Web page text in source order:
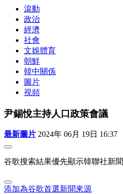
滾動
政治
經濟
社會
文娛體育
朝鮮
韓中關係
圖片
視頻
尹錫悅主持人口政策會議
最新圖片 2024年 06月 19日 16:37
谷歌搜索結果優先顯示韓聯社新聞
添加為谷歌首選新聞來源